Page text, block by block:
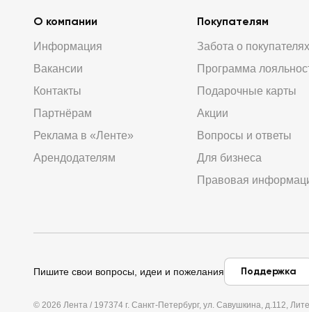
О компании
Информация
Вакансии
Контакты
Партнёрам
Реклама в «Ленте»
Арендодателям
Покупателям
Забота о покупателях
Программа
Подарочные карты
Акции
Вопросы и ответы
Для бизнеса
Правовая
Пишите свои вопросы, идеи и пожелания Поддержка
© 2026 Лента / 197374 г. Санкт-Петербург, ул. Савушкина, д.112,